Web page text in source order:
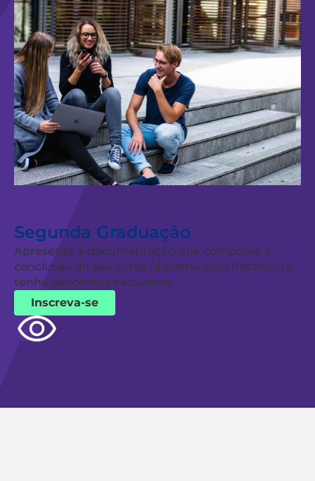
Segunda Graduação
Apresente a documentação que comprove a
conclusão do seu curso (diploma e/ou histórico) e
tenha descontos exclusivos.
Inscreva-se